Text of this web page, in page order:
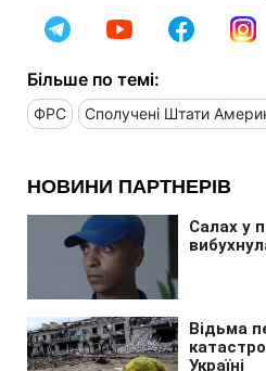
Більше по темі:
ФРС Сполучені Штати